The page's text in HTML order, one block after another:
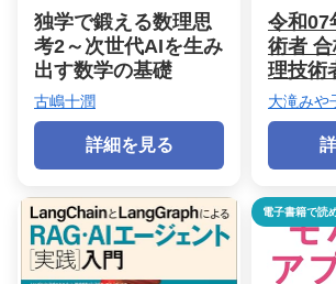
独学で鍛える数理思
考2～次世代AIを生み
出す数学の基礎
古嶋十潤
詳細を見る
令和07
術者
理技術
大滝みや
電子書籍で読